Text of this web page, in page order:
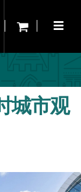
城市观